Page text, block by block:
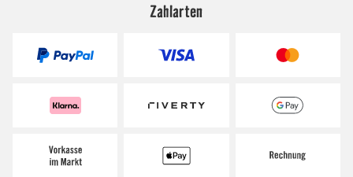
Zahlarten